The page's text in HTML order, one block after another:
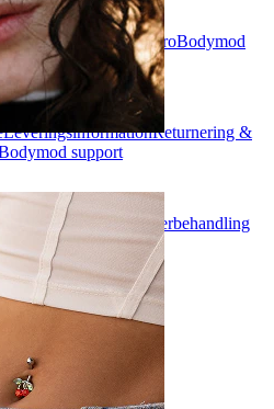
Kontakt os Bodymod ProBodymod
LeveringsinformationReturnering &
support
til piercinger
Efterbehandling